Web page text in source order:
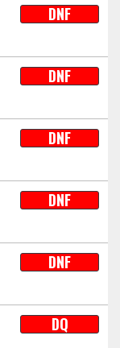
DNF
DNF
DNF
DNF
DNF
DQ